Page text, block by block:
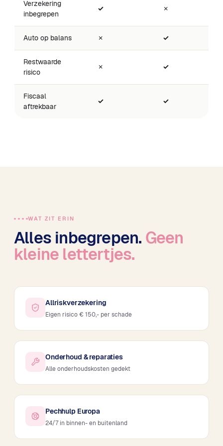
Verzekering
inbegrepen
✓ ✗
Auto op balans ✗ ✓
Restwaarde
risico
✗ ✓
Fiscaal
aftrekbaar
✓ ✓
WAT ZIT ERIN
Alles inbegrepen. Geen
kleine lettertjes.
Allriskverzekering
Eigen risico € 150,- per schade
Onderhoud & reparaties
Alle onderhoudskosten gedekt
Pechhulp Europa
24/7 in binnen- en buitenland